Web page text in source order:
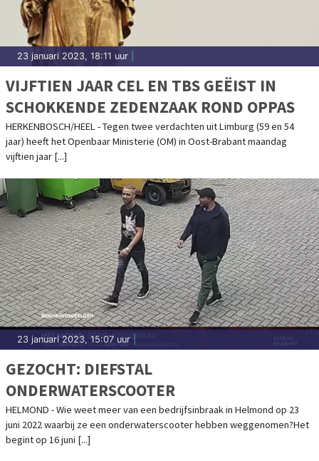
23 januari 2023, 18:11 uur
VIJFTIEN JAAR CEL EN TBS GEËIST IN
SCHOKKENDE ZEDENZAAK ROND OPPAS
HERKENBOSCH/HEEL - Tegen twee verdachten uit Limburg (59 en 54
jaar) heeft het Openbaar Ministerie (OM) in Oost-Brabant maandag
vijftien jaar [...]
23 januari 2023, 15:07 uur
GEZOCHT: DIEFSTAL
ONDERWATERSCOOTER
HELMOND - Wie weet meer van een bedrijfsinbraak in Helmond op 23
juni 2022 waarbij ze een onderwaterscooter hebben weggenomen?Het
begint op 16 juni [...]